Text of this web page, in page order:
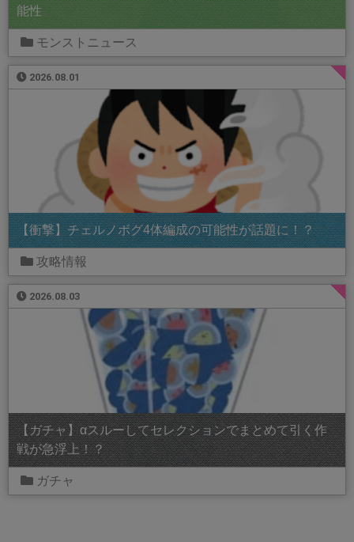
能性
モンストニュース
2026.08.01
【衝撃】チェルノボグ4体編成の可能性が話題に！？
攻略情報
2026.08.03
【ガチャ】αスルーしてセレクションでまとめて引く作
戦が急浮上！？
ガチャ